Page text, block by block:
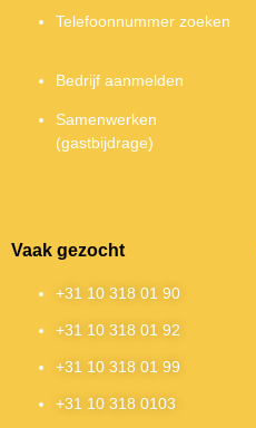
Telefoonnummer zoeken
Bedrijf aanmelden
Samenwerken
(gastbijdrage)
Vaak gezocht
+31 10 318 01 90
+31 10 318 01 92
+31 10 318 01 99
+31 10 318 0103